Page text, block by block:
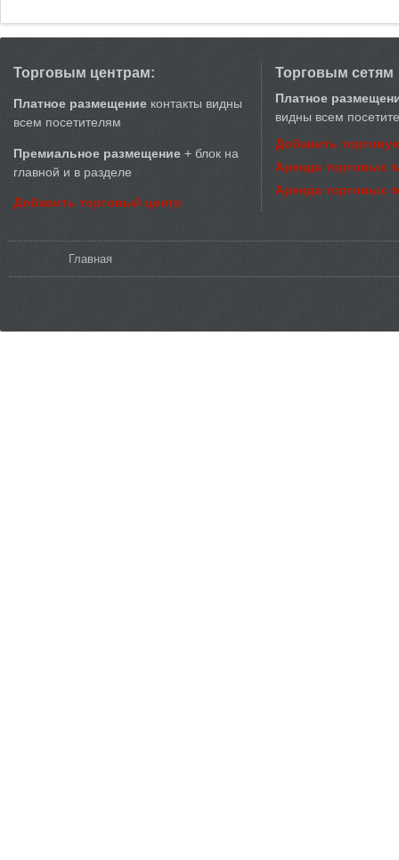
Торговым центрам:
Платное размещение контакты видны
всем посетителям
Премиальное размещение + блок на
главной и в разделе
Добавить торговый центр
Торговым сетям
Платное
видны всем
Добавить
Аренда торговых
Аренда торговых
Главная